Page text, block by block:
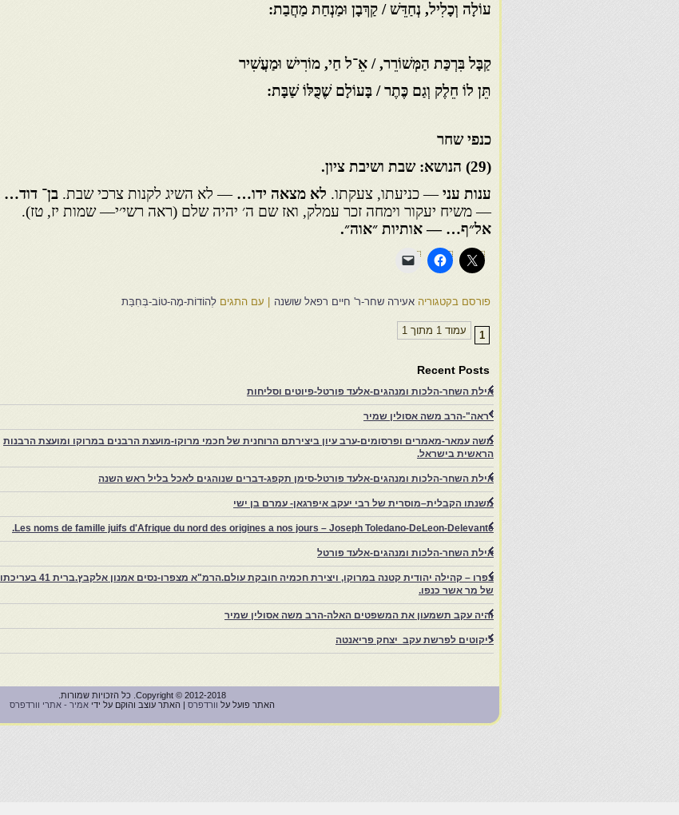
עוֹלָה וְכָלִיל, נְחַדֵּשׁ / קַךְבָן וּמַנְחַת מַחֲבַת:
קַבָּל בִּרְכַּת הַמְּשׁוֹרֵר, / אֵ־ל חַי, מוֹרִישׁ וּמַעֲשִׁיר
תֵּן לוֹ חֵלֶק וְגַם כֶּתֶר / בָּעוֹלָם שֶׁכֻּלּוֹ שַׁבָּת:
כנפי שחר
(
29) הנושא: שבת ושיבת ציון.
ענות עני— כניעתו, צעקתו. לא מצאה ידו… — לא השיג לקנות צרכי שבת. בן־ דוד…
— משיח יעקור וימחה זכר עמלק, ואז שם ה׳ יהיה שלם (ראה רשי׳י— שמות יז, טז).
אל״ף… — אותיות ״אוה״.
פורסם בקטגוריה אעירה שחר-ר' חיים רפאל שושנה עם התגים לְהוֹדוֹת-מָה-טוֹב-בְּחִבַּת
עמוד 1 מתוך 1 1
Recent Posts
אילת השחר-הלכות ומנהגים-אלעד פורטל-פיוטים וסליחות
"ראה"-הרב משה אסולין שמיר
משה עמאר-מאמרים ופרסומים-ערב עיון ביצירתם הרוחנית של חכמי מרוקו-מועצת הרבנים במרוקו ומועצת הרבנות
הראשית בישראל.
אילת השחר-הלכות ומנהגים-אלעד פורטל-סימן תקפג-דברים שנוהגים לאכל בליל ראש השנה
משנתו הקבלית–מוסרית של רבי יעקב איפרגאן- עמרם בן ישי
Les noms de famille juifs d'Afrique du nord des origines a nos jours – Joseph Toledano-DeLeon-Delevante.
אילת השחר-הלכות ומנהגים-אלעד פורטל
צפרו – קהילה יהודית קטנה במרוקו, ויצירת חכמיה חובקת עולם.הרמ"א מצפרו-נסים אמנון אלקבץ.ברית 41 בעריכתו
של מר אשר כנפו.
והיה עקב תשמעון את המשפטים האלה-הרב משה אסולין שמיר
ליקוטים לפרשת עקב יצחק פריאנטה
Copyright © 2012-2018. כל הזכויות שמורות.
האתר פועל על וורדפרס | האתר עוצב והוקם על ידי אמיר - אתרי וורדפרס